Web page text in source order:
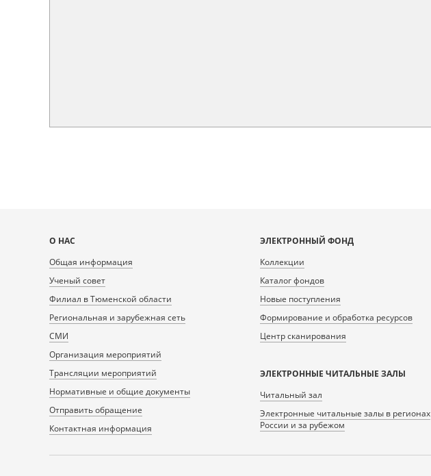
Карта
сайта
О НАС
Общая информация
Ученый совет
Филиал в Тюменской области
Региональная и зарубежная сеть
СМИ
Организация мероприятий
Трансляции мероприятий
Нормативные и общие документы
Отправить обращение
Контактная информация
ЭЛЕКТРОННЫЙ ФОНД
Коллекции
Каталог фондов
Новые поступления
Формирование и обработка ресурсов
Центр сканирования
ЭЛЕКТРОННЫЕ ЧИТАЛЬНЫЕ ЗАЛЫ
Читальный зал
Электронные читальные залы в регионах
России и за рубежом